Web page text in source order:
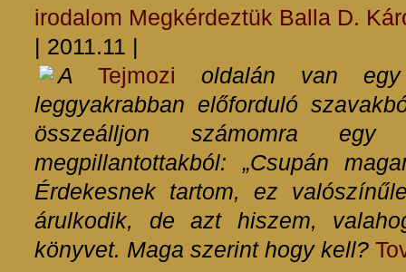
irodalom Megkérdeztük Balla D.
| 2011.11 |
A Tejmozi oldalán van egy
leggyakrabban előforduló
összeálljon számomra
megpillantottakból: „Csupán
Érdekesnek tartom, ez
árulkodik, de azt hiszem,
könyvet. Maga szerint hogy kell?